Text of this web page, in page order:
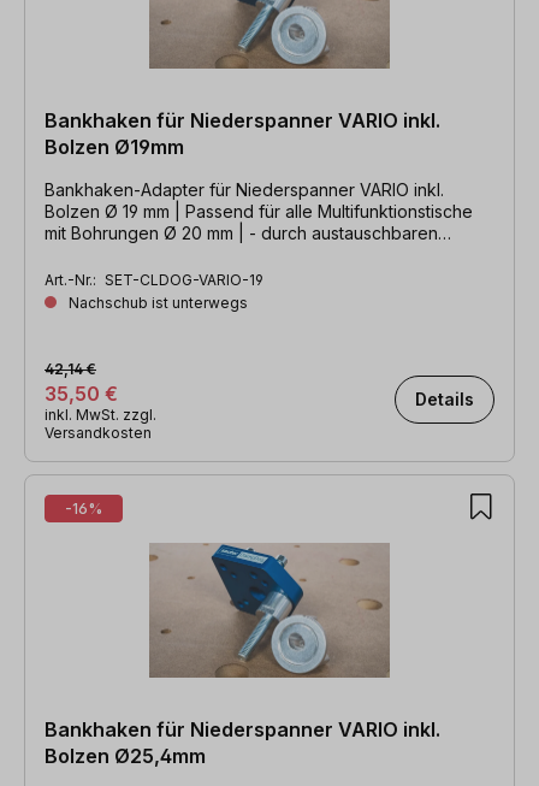
Bankhaken für Niederspanner VARIO inkl.
Bolzen Ø19mm
Bankhaken-Adapter für Niederspanner VARIO inkl.
Bolzen Ø 19 mm | Passend für alle Multifunktionstische
mit Bohrungen Ø 20 mm | - durch austauschbaren
Art.-Nr.: SET-CLDOG-VARIO-19
Nachschub ist unterwegs
35,50 €
42,14 €
inkl. MwSt. zzgl.
Versandkosten
Details
-16%
Bankhaken für Niederspanner VARIO inkl.
Bolzen Ø25,4mm